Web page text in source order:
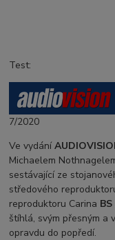
Test:
7/2020
Ve vydání
Michaelem
sestávající ze
středového
reproduktoru Carina BS
štíhlá, svým přesným a
opravdu do popředí.